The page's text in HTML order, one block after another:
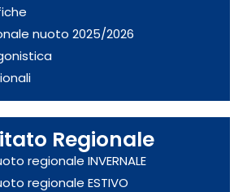
nuoto 2025/2026
Regionale
regionale INVERNALE
regionale ESTIVO